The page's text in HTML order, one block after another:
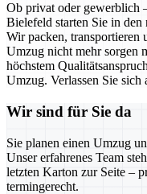
Ob privat oder gewerblich
Bielefeld starten Sie in den
Wir packen, transportieren
Umzug nicht mehr sorgen
höchstem
Umzug. Verlassen Sie sich
Wir sind für Sie da
Sie planen einen Umzug
Unser erfahrenes Team
letzten Karton zur Seite –
termingerecht.